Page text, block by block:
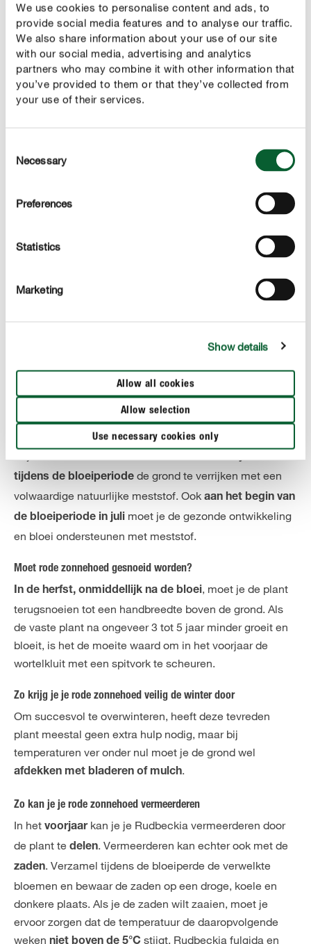
We use cookies to personalise content and ads, to
provide social media features and to analyse our traffic.
We also share information about your use of our site
with our social media, advertising and analytics
partners who may combine it with other information that
you’ve provided to them or that they’ve collected from
your use of their services.
Selection
Necessary
Preferences
Statistics
Marketing
Show details
Allow all cookies
Allow selection
Use necessary cookies only
ongeveer 2 centimeter diep in de aarde. De onderlinge
afstand tussen de planten moet 30 tot 40 cm zijn.
Vanwege de hoge groei is deze vaste plant maar matig
geschikt om in kuipen te planten.
Roze zonnehoed correct water geven
zaadjes steeds vochtig houden. Daarna geeft de paarse
, maar de plant is ook goed bestand tegen
periodes van droogte. Als de wortels van de plant zichin
waterbron
bevinden, hoef je slechts in zeldzame
Hoe vaak moet je je rode zonnehoed bemesten?
Hoewel de rode zonnehoed blij is met een voedingsrijke
niet overdrijven met bemesten
de dunne stelen anders te snel de lucht in schieten en bij
wind of zware regen gemakkelijk kunnen ombuigen.
tijdens de bloeiperiode de grond te verrijken met een
volwaardige natuurlijke meststof. Ook aan het begin van
de bloeiperiode in juli moet je de gezonde ontwikkeling
en bloei ondersteunen met meststof.
Moet rode zonnehoed gesnoeid worden?
In de herfst, onmiddellijk na de bloei, moet je de plant
terugsnoeien tot een handbreedte boven de grond. Als
de vaste plant na ongeveer 3 tot 5 jaar minder groeit en
bloeit, is het de moeite waard om in het voorjaar de
wortelkluit met een spitvork te scheuren.
Zo krijg je je rode zonnehoed veilig de winter door
Om succesvol te overwinteren, heeft deze tevreden
plant meestal geen extra hulp nodig, maar bij
temperaturen ver onder nul moet je de grond wel
afdekken met bladeren of mulch.
Zo kan je je rode zonnehoed vermeerderen
In het voorjaar kan je je Rudbeckia vermeerderen door
de plant te delen. Vermeerderen kan echter ook met de
zaden. Verzamel tijdens de bloeiperde de verwelkte
bloemen en bewaar de zaden op een droge, koele en
donkere plaats. Als je de zaden wilt zaaien, moet je
ervoor zorgen dat de temperatuur de daaropvolgende
weken
stijgt. Rudbeckia fulgida en